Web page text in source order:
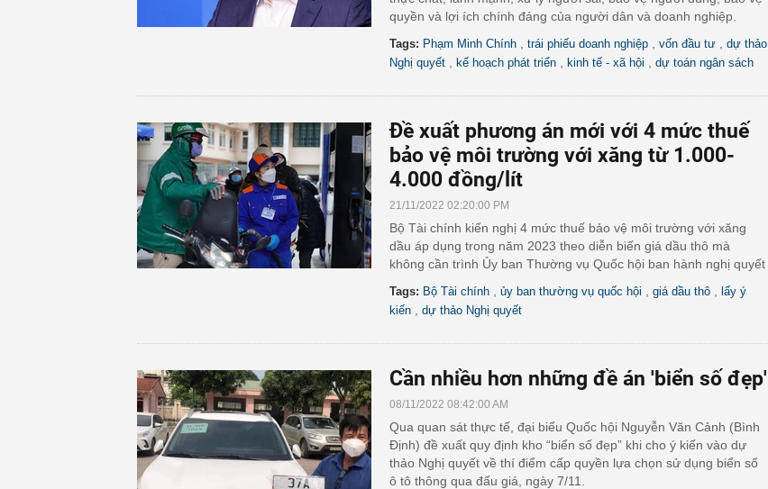
quyền và lợi ích chính đáng của người dân và doanh nghiệp.
Tags: Phạm Minh Chính trái phiếu doanh nghiệp vốn đầu tư
dự thảo
Nghị quyết
kế hoạch phát triển kinh tế - xã hội dự toán ngân sách
Đề xuất phương án mới với 4 mức thuế
bảo vệ môi trường với xăng từ 1.000-
4.000 đồng/lít
21/11/2022 02:20:00 PM
Bộ Tài chính kiến nghị 4 mức thuế bảo vệ môi trường với xăng
dầu áp dụng trong năm 2023 theo diễn biến giá dầu thô mà
không cần trình Ủy ban Thường vụ Quốc hội ban hành nghị quyết
Tags: Bộ Tài chính ủy ban thường vụ quốc hội giá dầu thô
lấy ý
kiến
dự thảo Nghị quyết
Cần nhiều hơn những đề án 'biển số đẹp'
08/11/2022 08:42:00 AM
Qua quan sát thực tế, đại biểu Quốc hội Nguyễn Văn Cảnh (Bình
Định) đề xuất quy định kho “biển số đẹp” khi cho ý kiến vào dự
thảo Nghị quyết về thí điểm cấp quyền lựa chọn sử dụng biển số
ô tô thông qua đấu giá, ngày 7/11.